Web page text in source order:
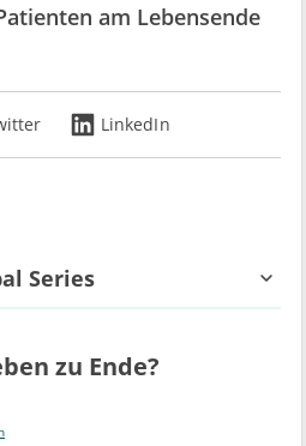
am Lebensende
LinkedIn
Series
zu Ende?